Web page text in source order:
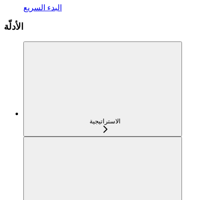
البدء السريع
الأدلّة
الاستراتيجية